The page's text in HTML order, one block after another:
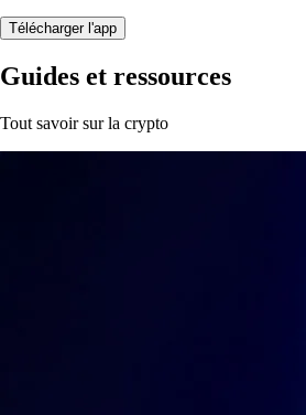
Télécharger l'app
Guides et ressources
Tout savoir sur la crypto